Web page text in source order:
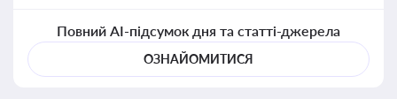
Повний AI-підсумок дня та статті-джерела
ОЗНАЙОМИТИСЯ